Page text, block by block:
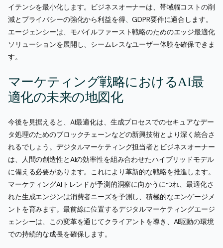
イテンシを最小化します。ビジネスオーナーは、帯域幅コストの削
減とプライバシーの強化から利益を得、GDPR要件に適合します。
エージェンシーは、モバイルファースト戦略のためのエッジ最適化
ソリューションを展開し、シームレスなユーザー体験を確保できま
す。
マーケティング戦略におけるAI最
適化の未来の地図化
今後を見据えると、AI最適化は、生成プロセスでのセキュアなデー
タ処理のためのブロックチェーンなどの新興技術とより深く統合さ
れるでしょう。デジタルマーケティング担当者とビジネスオーナー
は、人間の創造性とAIの効率性を組み合わせたハイブリッドモデル
に備える必要があります。これにより革新的な戦略を推進します。
マーケティングAIトレンドが予測的洞察に向かうにつれ、最適化さ
れた生成エンジンは消費者ニーズを予測し、積極的なエンゲージメ
ントを育みます。最前線に位置するデジタルマーケティングエージ
ェンシーは、この変革を通じてクライアントを導き、AI駆動の環境
での持続的な成長を確保します。